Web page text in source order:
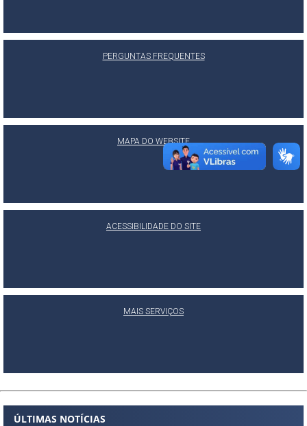
PERGUNTAS FREQUENTES
MAPA DO WEBSITE
ACESSIBILIDADE DO SITE
MAIS SERVIÇOS
ÚLTIMAS NOTÍCIAS